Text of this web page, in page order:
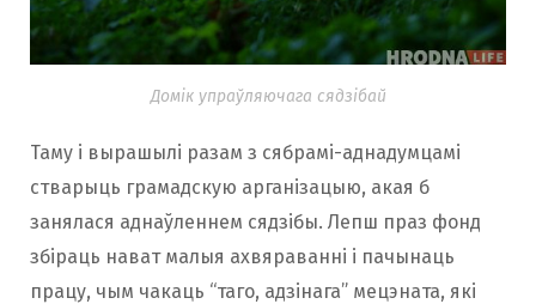
Домік упраўляючага сядзібай
Таму і вырашылі разам з сябрамі-аднадумцамі
стварыць грамадскую арганізацыю, акая б
занялася аднаўленнем сядзібы. Лепш праз фонд
збіраць нават малыя ахвяраванні і пачынаць
працу, чым чакаць “таго, адзінага” мецэната, які